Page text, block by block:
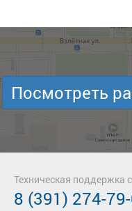
Посмотреть
Техническая поддержка
8 (391) 274-